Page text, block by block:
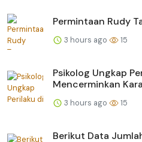
Permintaan Rudy
3 hours ago 15
Psikolog Ungkap
Mencerminkan
3 hours ago 15
Berikut Data